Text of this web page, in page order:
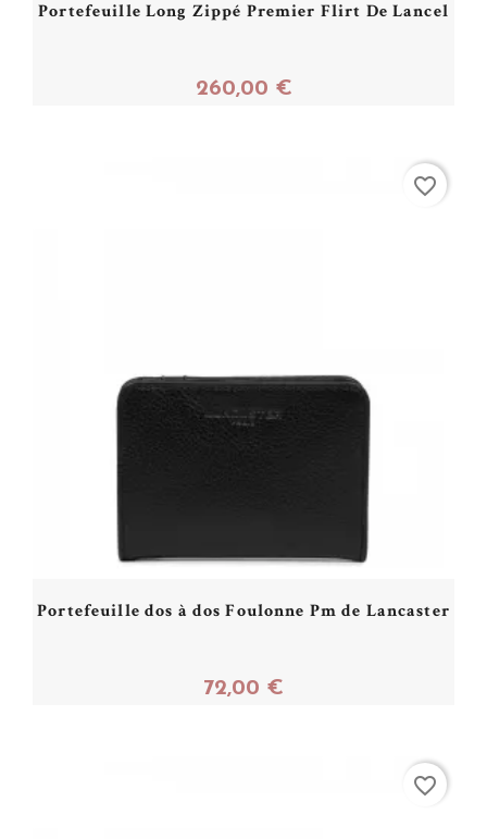
Portefeuille Long Zippé Premier Flirt De Lancel
260,00 €
Portefeuille dos à dos Foulonne Pm de Lancaster
72,00 €
favorite_border
favorite_border